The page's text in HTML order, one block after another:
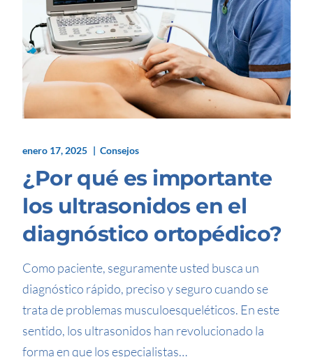
enero 17, 2025 Consejos
¿Por qué es importante
los ultrasonidos en el
diagnóstico ortopédico?
Como paciente, seguramente usted busca un
diagnóstico rápido, preciso y seguro cuando se
trata de problemas musculoesqueléticos. En este
sentido, los ultrasonidos han revolucionado la
forma en que los especialistas…